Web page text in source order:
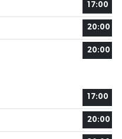
17:00
20:00
20:00
17:00
20:00